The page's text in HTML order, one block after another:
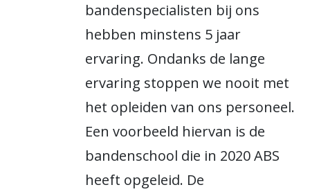
bandenspecialisten bij ons
hebben minstens 5 jaar
ervaring. Ondanks de lange
ervaring stoppen we nooit met
het opleiden van ons personeel.
Een voorbeeld hiervan is de
bandenschool die in 2020 ABS
heeft opgeleid. De